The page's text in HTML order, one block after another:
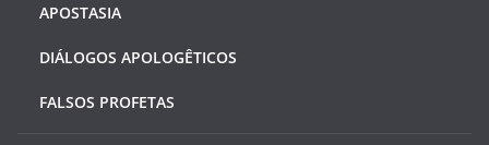
APOSTASIA
DIÁLOGOS APOLOGÊTICOS
FALSOS PROFETAS